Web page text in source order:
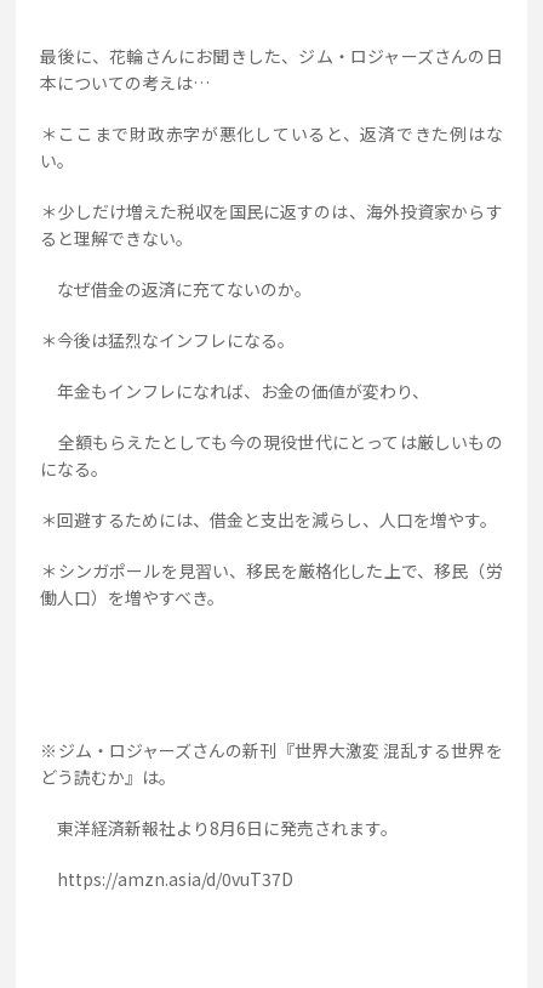
最後に、花輪さんにお聞きした、ジム・ロジャーズさんの日
本についての考えは…
＊ここまで財政赤字が悪化していると、返済できた例はな
い。
＊少しだけ増えた税収を国民に返すのは、海外投資家からす
ると理解できない。
なぜ借金の返済に充てないのか。
＊今後は猛烈なインフレになる。
年金もインフレになれば、お金の価値が変わり、
全額もらえたとしても今の現役世代にとっては厳しいもの
になる。
＊回避するためには、借金と支出を減らし、人口を増やす。
＊シンガポールを見習い、移民を厳格化した上で、移民（労
働人口）を増やすべき。
※ジム・ロジャーズさんの新刊『世界大激変 混乱する世界を
どう読むか』は。
東洋経済新報社より8月6日に発売されます。
https://amzn.asia/d/0vuT37D